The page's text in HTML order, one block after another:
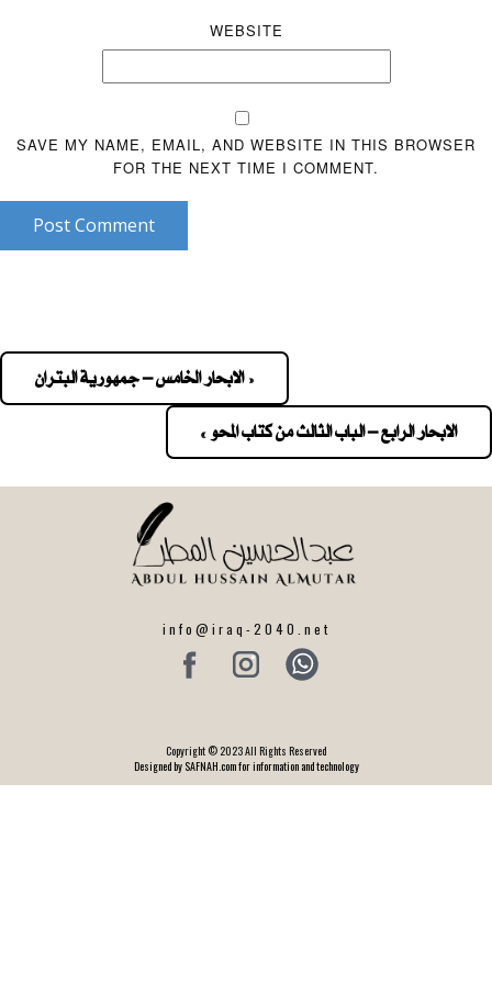
WEBSITE
SAVE MY NAME, EMAIL, AND WEBSITE IN THIS BROWSER
FOR THE NEXT TIME I COMMENT.
Post Comment
navigation
« الابحار الخامس – جمهورية البتران
الابحار الرابع – الباب الثالث من كتاب المحو »
info@iraq-2040.net
Copyright © 2023 All Rights Reserved
Designed by SAFNAH.com for information and technology